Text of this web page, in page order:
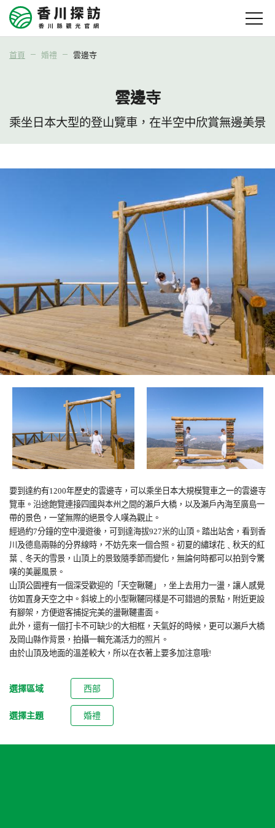
首頁 婚禮 雲邊寺
雲邊寺
乘坐日本大型的登山覽車，在半空中欣賞無邊美景
要到達約有1200年歷史的雲邊寺，可以乘坐日本大規模覽車之一的雲邊寺
覽車。沿途飽覽連接四國與本州之間的瀨戶大橋，以及瀨戶內海至廣島一
帶的景色，一望無際的絕景令人嘆為觀止。
經過約7分鐘的空中漫遊後，可到達海拔927米的山頂。踏出站舍，看到香
川及德島兩縣的分界線時，不妨先來一個合照。初夏的繡球花﹑秋天的紅
葉﹑冬天的雪景，山頂上的景致隨季節而變化，無論何時都可以拍到令驚
嘆的美麗風景。
山頂公園裡有一個深受歡迎的「天空鞦韆」，坐上去用力一盪，讓人感覺
彷如置身天空之中。斜坡上的小型鞦韆同樣是不可錯過的景點，附近更設
有腳架，方便遊客捕捉完美的盪鞦韆畫面。
此外，還有一個打卡不可缺少的大相框，天氣好的時候，更可以瀨戶大橋
及岡山縣作背景，拍攝一輯充滿活力的照片。
由於山頂及地面的溫差較大，所以在衣著上要多加注意哦!
選擇區域 西部
選擇主題 婚禮